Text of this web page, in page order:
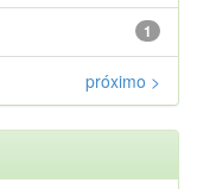
1
próximo >